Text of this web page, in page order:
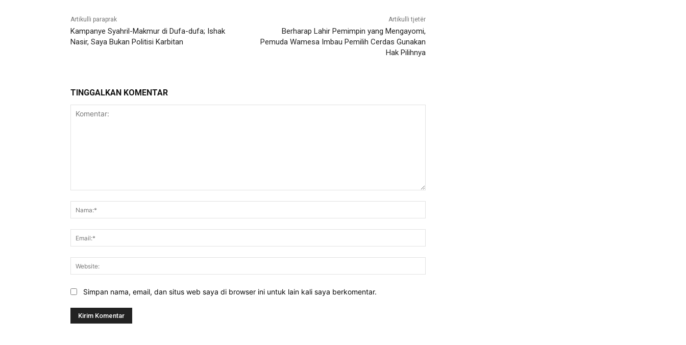
Artikulli paraprak
Kampanye Syahril-Makmur di Dufa-dufa; Ishak
Nasir, Saya Bukan Politisi Karbitan
Artikulli tjetër
Berharap Lahir Pemimpin yang Mengayomi,
Pemuda Wamesa Imbau Pemilih Cerdas Gunakan
Hak Pilihnya
TINGGALKAN KOMENTAR
Simpan nama, email, dan situs web saya di browser ini untuk lain kali saya berkomentar.